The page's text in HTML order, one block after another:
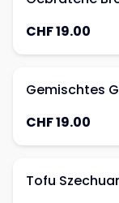
CHF 19.00
Gemischtes
CHF 19.00
Tofu